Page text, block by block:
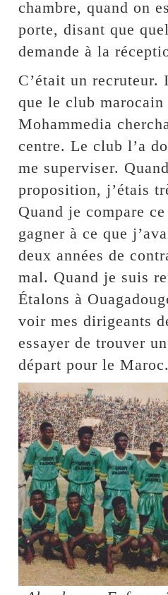
chambre, quand on
porte, disant que
demande à la
C’était un recruteur.
que le club marocain
Mohammedia
centre. Le club l’a
me superviser.
proposition, j’étais
Quand je compare
gagner à ce que
deux années de
mal. Quand je suis
Étalons à
voir mes dirigeants
essayer de trouver
départ pour le Maroc.